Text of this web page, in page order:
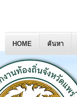
HOME ค้นหา